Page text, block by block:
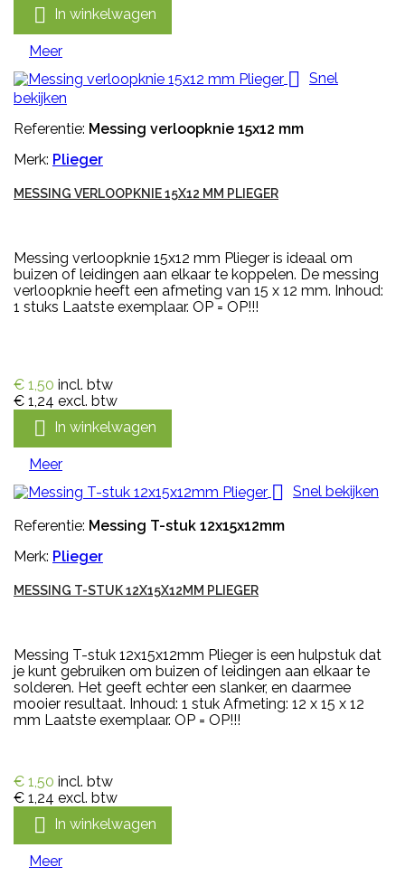
 In winkelwagen
Meer
 Snel
bekijken
Referentie: Messing verloopknie 15x12 mm
Merk: Plieger
MESSING VERLOOPKNIE 15X12 MM PLIEGER
Messing verloopknie 15x12 mm Plieger is ideaal om
buizen of leidingen aan elkaar te koppelen. De messing
verloopknie heeft een afmeting van 15 x 12 mm. Inhoud:
1 stuks Laatste exemplaar. OP = OP!!!
€ 1,50 incl. btw
€ 1,24 excl. btw
 In winkelwagen
Meer
 Snel bekijken
Referentie: Messing T-stuk 12x15x12mm
Merk: Plieger
MESSING T-STUK 12X15X12MM PLIEGER
Messing T-stuk 12x15x12mm Plieger is een hulpstuk dat
je kunt gebruiken om buizen of leidingen aan elkaar te
solderen. Het geeft echter een slanker, en daarmee
mooier resultaat. Inhoud: 1 stuk Afmeting: 12 x 15 x 12
mm Laatste exemplaar. OP = OP!!!
€ 1,50 incl. btw
€ 1,24 excl. btw
 In winkelwagen
Meer